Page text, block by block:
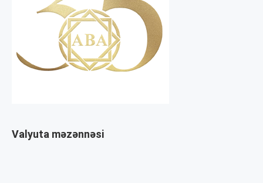
Valyuta məzənnəsi